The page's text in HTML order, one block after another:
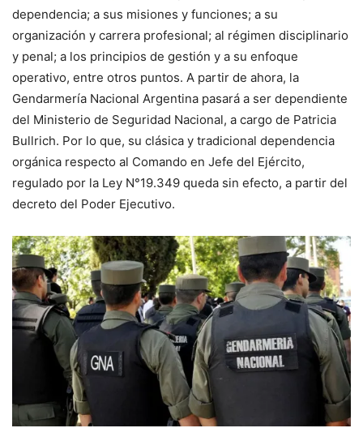
dependencia; a sus misiones y funciones; a su
organización y carrera profesional; al régimen disciplinario
y penal; a los principios de gestión y a su enfoque
operativo, entre otros puntos. A partir de ahora, la
Gendarmería Nacional Argentina pasará a ser dependiente
del Ministerio de Seguridad Nacional, a cargo de Patricia
Bullrich. Por lo que, su clásica y tradicional dependencia
orgánica respecto al Comando en Jefe del Ejército,
regulado por la Ley N°19.349 queda sin efecto, a partir del
decreto del Poder Ejecutivo.